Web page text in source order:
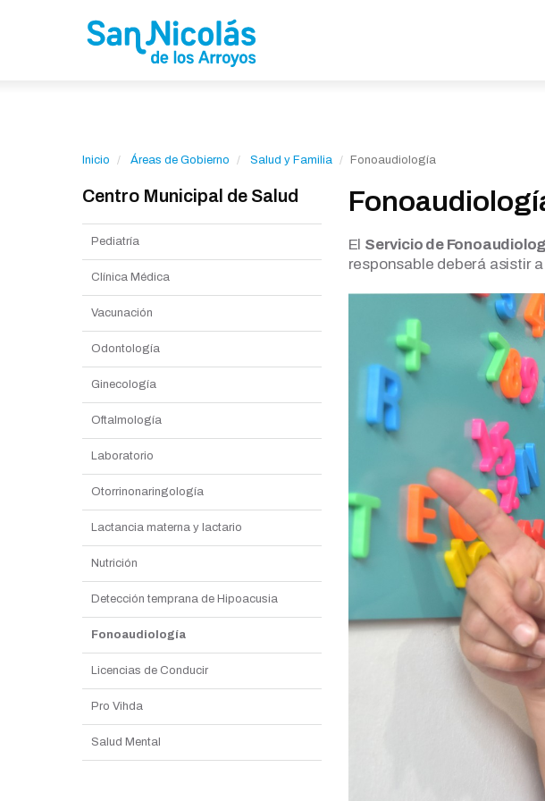
Inicio Áreas de Gobierno Salud y Familia Fonoaudiología
Centro Municipal de Salud
Pediatría
Clínica Médica
Vacunación
Odontología
Ginecología
Oftalmología
Laboratorio
Otorrinonaringología
Lactancia materna y lactario
Nutrición
Detección temprana de Hipoacusia
Fonoaudiología
Licencias de Conducir
Pro Vihda
Salud Mental
El Servicio de
responsable deberá asistir